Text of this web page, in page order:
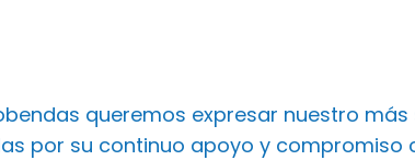
queremos expresar nuestro
por su continuo apoyo y compromiso